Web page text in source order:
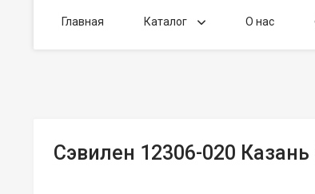
Главная Каталог О нас
Сэвилен 12306-020